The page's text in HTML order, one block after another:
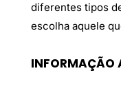
diferentes tipos
escolha aquele
INFORMAÇÃO